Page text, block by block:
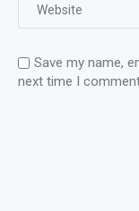
Save my name,
next time I